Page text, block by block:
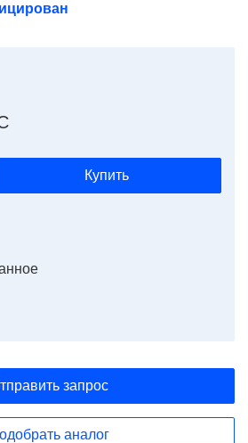
Купить
запрос
аналог